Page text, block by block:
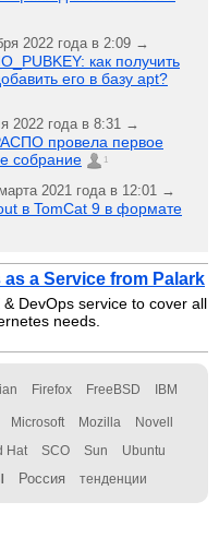
2022 года в 2:09 →
как получить
его в базу apt?
2022 года в 8:31 →
провела первое
собрание
1
2021 года в 12:01 →
в TomCat 9 в формате
as a Service from Palark
& DevOps service to cover all
needs.
Firefox FreeBSD IBM
Microsoft Mozilla Novell
Hat SCO Sun Ubuntu
Россия тенденции